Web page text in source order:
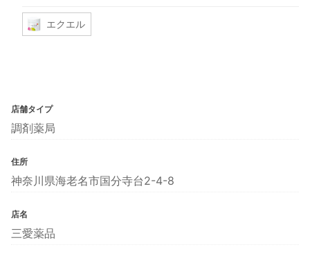
エクエル
店舗タイプ
調剤薬局
住所
神奈川県海老名市国分寺台2-4-8
店名
三愛薬品